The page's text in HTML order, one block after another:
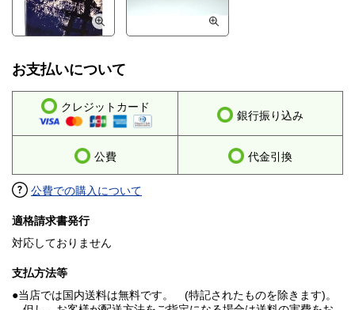
お支払いについて
クレジットカード
銀行振り込み
公費 代金引換
公費での購入について
適格請求書発行
対応しておりません
支払方法等
●当店では国内送料は無料です。 (特記されたものを除きます)。